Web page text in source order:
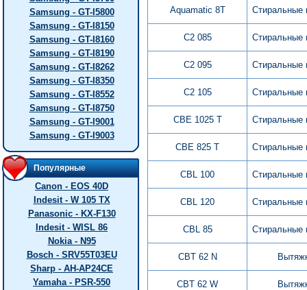
Samsung - GT-I5800
Samsung - GT-I8150
Samsung - GT-I8160
Samsung - GT-I8190
Samsung - GT-I8262
Samsung - GT-I8350
Samsung - GT-I8552
Samsung - GT-I8750
Samsung - GT-I9001
Samsung - GT-I9003
Популярные
Canon - EOS 40D
Indesit - W 105 TX
Panasonic - KX-F130
Indesit - WISL 86
Nokia - N95
Bosch - SRV55T03EU
Sharp - AH-AP24CE
Yamaha - PSR-550
Aquamatic 8T
C2 085
C2 095
C2 105
CBE 1025 T
CBE 825 T
CBL 100
CBL 120
CBL 85
CBT 62 N
CBT 62 W